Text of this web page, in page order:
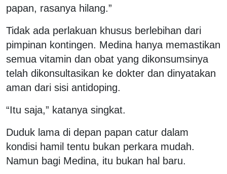
papan, rasanya hilang.”
Tidak ada perlakuan khusus berlebihan dari
pimpinan kontingen. Medina hanya memastikan
semua vitamin dan obat yang dikonsumsinya
telah dikonsultasikan ke dokter dan dinyatakan
aman dari sisi antidoping.
“Itu saja,” katanya singkat.
Duduk lama di depan papan catur dalam
kondisi hamil tentu bukan perkara mudah.
Namun bagi Medina, itu bukan hal baru.